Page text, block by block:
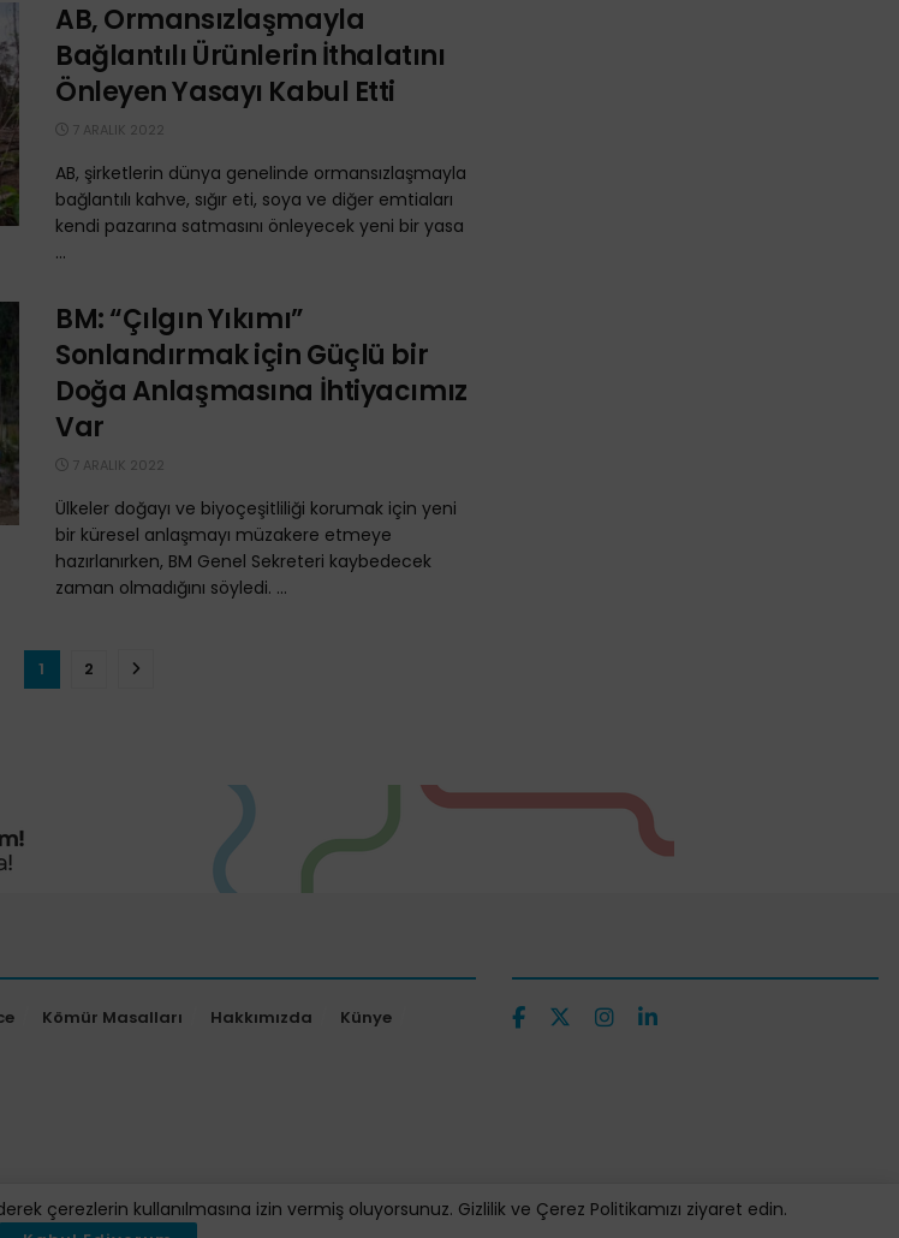
AB, Ormansızlaşmayla
Bağlantılı Ürünlerin İthalatını
Önleyen Yasayı Kabul Etti
7 ARALIK 2022
AB, şirketlerin dünya genelinde ormansızlaşmayla
bağlantılı kahve, sığır eti, soya ve diğer emtiaları
kendi pazarına satmasını önleyecek yeni bir yasa
...
BM: “Çılgın Yıkımı”
Sonlandırmak için Güçlü bir
Doğa Anlaşmasına İhtiyacımız
Var
7 ARALIK 2022
Ülkeler doğayı ve biyoçeşitliliği korumak için yeni
bir küresel anlaşmayı müzakere etmeye
hazırlanırken, BM Genel Sekreteri kaybedecek
zaman olmadığını söyledi. ...
1 2
Kömür Masalları Hakkımızda
Künye
çerezlerin kullanılmasına izin vermiş oluyorsunuz. Gizlilik ve Çerez Politikamızı ziyaret edin.